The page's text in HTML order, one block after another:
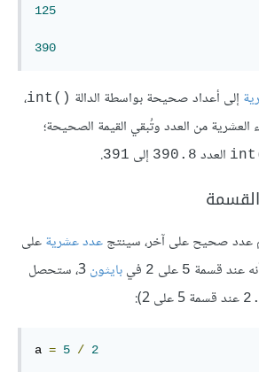
125
390
إلى أعداد صحيحة بواسطة الدالة int()‎،
العشرية من العدد وتُبقي القيمة الصحيحة؛
390.8 إلى 391
.
عدد عشريةعلى
5 على 2 فيبايثون 3، ستحصل
عند قسمة 5 على 2):
a = 5 / 2